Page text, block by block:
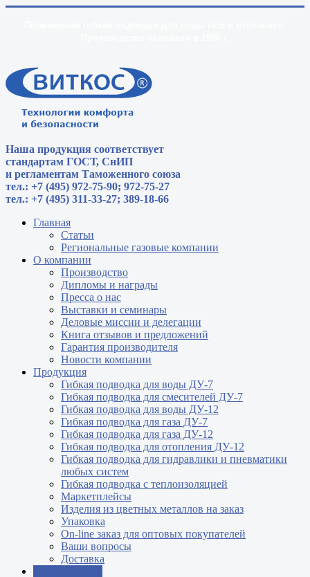
Наша продукция соответствует
стандартам ГОСТ, СнИП
и регламентам Таможенного союза
тел.: +7 (495) 972-75-90; 972-75-27
тел.: +7 (495) 311-33-27; 389-18-66
Главная
Статьи
Региональные газовые компании
О компании
Производство
Дипломы и награды
Пресса о нас
Выставки и семинары
Деловые миссии и делегации
Книга отзывов и предложений
Гарантия производителя
Новости компании
Продукция
Гибкая подводка для воды ДУ-7
Гибкая подводка для смесителей ДУ-7
Гибкая подводка для воды ДУ-12
Гибкая подводка для газа ДУ-7
Гибкая подводка для газа ДУ-12
Гибкая подводка для отопления ДУ-12
Гибкая подводка для гидравлики и пневматики
любых систем
Гибкая подводка с теплоизоляцией
Маркетплейсы
Изделия из цветных металлов на заказ
Упаковка
On-line заказ для оптовых покупателей
Ваши вопросы
Доставка